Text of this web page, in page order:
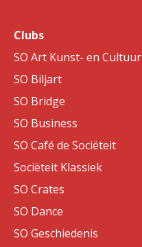
Clubs
SO Art Kunst- en Cultuur
SO Biljart
SO Bridge
SO Business
SO Café de Sociëteit
Sociëteit Klassiek
SO Crates
SO Dance
SO Geschiedenis